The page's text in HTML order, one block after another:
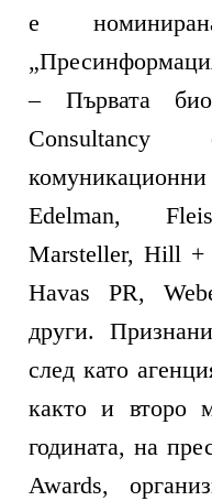
е
– Първата
Edelman,
Marsteller, Hill +
Havas PR,
други.
след като
както и второ
годината, на
Awards,